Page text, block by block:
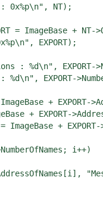
0x%p\n", NT);
= ImageBase +
EXPORT);
: %d\n", EXPORT-
%d\n", EXPORT-
+ EXPORT-
+ EXPORT-
ImageBase +
i++)